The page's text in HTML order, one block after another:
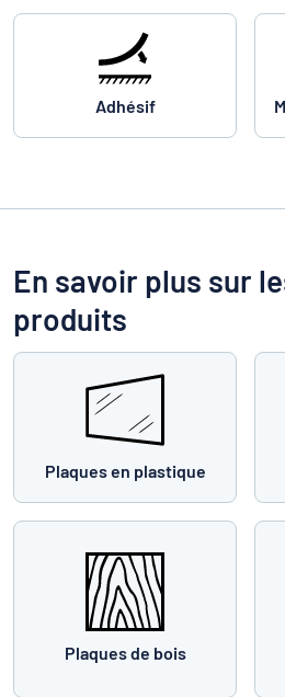
Adhésif
En savoir plus sur
produits
Plaques en plastique
Plaques de bois